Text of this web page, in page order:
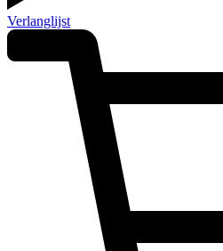
Verlanglijst